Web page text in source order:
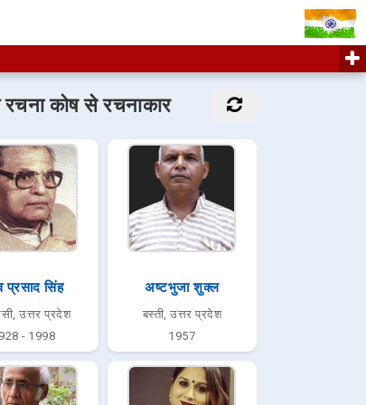
रचना कोष से रचनाकार
प्रसाद सिंह
उत्तर प्रदेश
- 1998
अष्टभुजा शुक्‍ल
बस्ती, उत्तर प्रदेश
1957